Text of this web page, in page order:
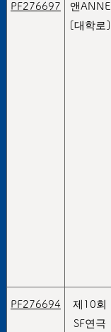
PF276697
앤ANNE
[대학로]
PF276694
제10회
SF연극